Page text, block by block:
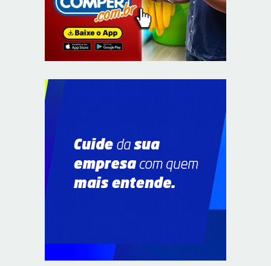
Confederação Assespro se reúne com ministra Luciana
Santos para discutir inovação e soberania digital
Supermercados transformam o Wi-Fi em ferramenta
estratégica para fidelizar clientes
CIEE e Tribunal Regional Federal da 1ª Região - TRF
abrem processo seletivo para o Programa de Estágio
“Você sabe com quem está falando?”: A corrupção
sistêmica nos órgãos públicos